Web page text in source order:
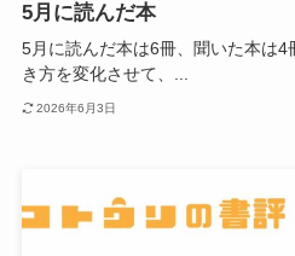
5月に読んだ本
5月に読んだ本は6冊、聞いた本は
き方を変化させて、...
2026年6月3日